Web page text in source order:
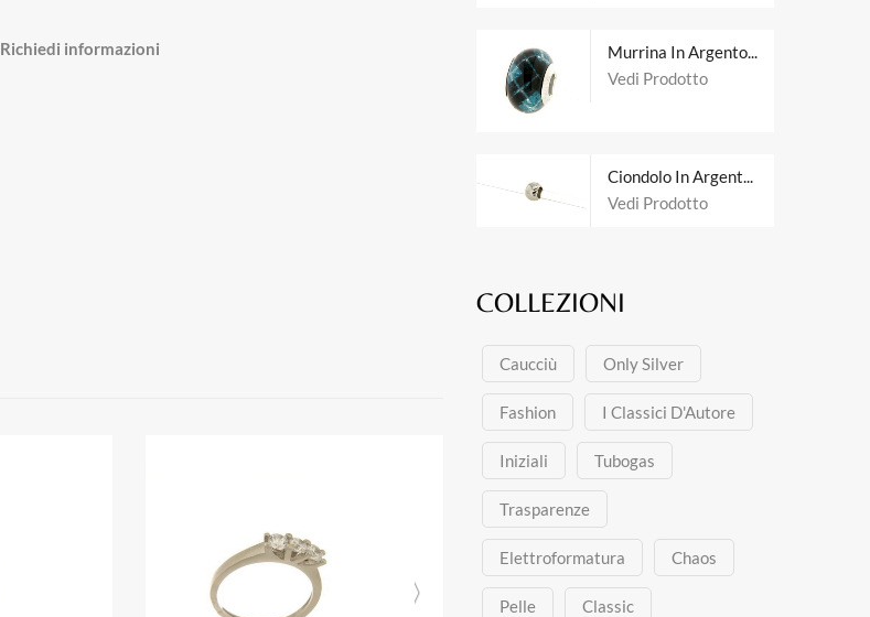
Richiedi informazioni
Murrina In Argento Tit. 925m.
Vedi Prodotto
Ciondolo In Argento Tit. 925m.
Vedi Prodotto
COLLEZIONI
Caucciù Only Silver
Fashion I Classici D'Autore
Iniziali Tubogas
Trasparenze
Elettroformatura Chaos
Pelle Classic